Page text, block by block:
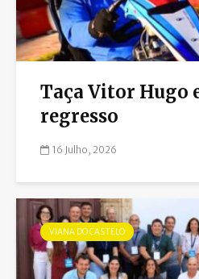
Taça Vitor Hugo
regresso
16 Julho, 2026
VIANA DO CASTELO